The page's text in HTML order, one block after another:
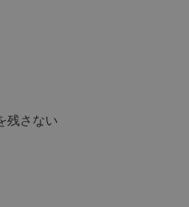
残さない